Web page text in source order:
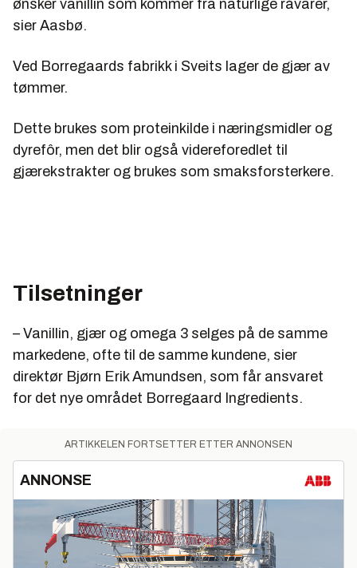
ønsker vanillin som kommer fra naturlige råvarer,
sier Aasbø.
Ved Borregaards fabrikk i Sveits lager de gjær av
tømmer.
Dette brukes som proteinkilde i næringsmidler og
dyrefôr, men det blir også videreforedlet til
gjærekstrakter og brukes som smaksforsterkere.
Tilsetninger
– Vanillin, gjær og omega 3 selges på de samme
markedene, ofte til de samme kundene, sier
direktør Bjørn Erik Amundsen, som får ansvaret
for det nye området Borregaard Ingredients.
ARTIKKELEN FORTSETTER ETTER ANNONSEN
ANNONSE